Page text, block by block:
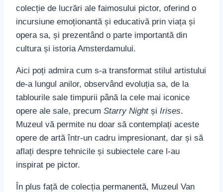
colecție de lucrări ale faimosului pictor, oferind o
incursiune emoționantă și educativă prin viața și
opera sa, și prezentând o parte importantă din
cultura și istoria Amsterdamului.
Aici poți admira cum s-a transformat stilul artistului
de-a lungul anilor, observând evoluția sa, de la
tablourile sale timpurii până la cele mai iconice
opere ale sale, precum Starry Nightși Irises.
Muzeul vă permite nu doar să contemplați aceste
opere de artă într-un cadru impresionant, dar și să
aflați despre tehnicile și subiectele care l-au
inspirat pe pictor.
În plus față de colecția permanentă, Muzeul Van